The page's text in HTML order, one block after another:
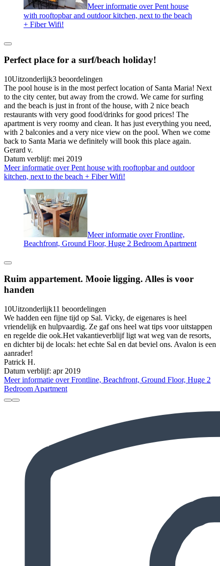
Meer informatie over Pent house
with rooftopbar and outdoor kitchen, next to the beach
+ Fiber Wifi!
Perfect place for a surf/beach holiday!
10Uitzonderlijk3 beoordelingen
The pool house is in the most perfect location of Santa Maria! Next
to the city center, but away from the crowd. We came for surfing
and the beach is just in front of the house, with 2 nice beach
restaurants with very good food/drinks for good prices! The
apartment is very roomy and clean. It has just everything you need,
with 2 balconies and a very nice view on the pool. When we come
back to Santa Maria we definitely will book this place again.
Gerard v.
Datum verblijf: mei 2019
Meer informatie over Pent house with rooftopbar and outdoor
kitchen, next to the beach + Fiber Wifi!
Meer informatie over Frontline,
Beachfront, Ground Floor, Huge 2 Bedroom Apartment
Ruim appartement. Mooie ligging. Alles is voor
handen
10Uitzonderlijk11 beoordelingen
We hadden een fijne tijd op Sal. Vicky, de eigenares is heel
vriendelijk en hulpvaardig. Ze gaf ons heel wat tips voor uitstappen
en regelde die ook.Het vakantieverblijf ligt wat weg van de resorts,
en dichter bij de locals: het echte Sal en dat beviel ons. Avalon is een
aanrader!
Patrick H.
Datum verblijf: apr 2019
Meer informatie over Frontline, Beachfront, Ground Floor, Huge 2
Bedroom Apartment